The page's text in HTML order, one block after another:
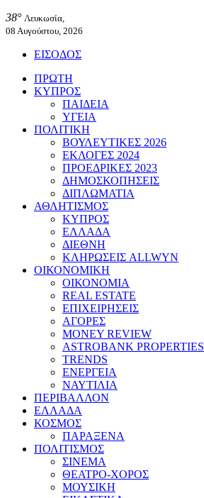
38° Λευκωσία,
08 Αυγούστου, 2026
ΕΙΣΟΔΟΣ
ΠΡΩΤΗ
ΚΥΠΡΟΣ
ΠΑΙΔΕΙΑ
ΥΓΕΙΑ
ΠΟΛΙΤΙΚΗ
ΒΟΥΛΕΥΤΙΚΕΣ 2026
ΕΚΛΟΓΕΣ 2024
ΠΡΟΕΔΡΙΚΕΣ 2023
ΔΗΜΟΣΚΟΠΗΣΕΙΣ
ΔΙΠΛΩΜΑΤΙΑ
ΑΘΛΗΤΙΣΜΟΣ
ΚΥΠΡΟΣ
ΕΛΛΑΔΑ
ΔΙΕΘΝΗ
ΚΛΗΡΩΣΕΙΣ ALLWYN
ΟΙΚΟΝΟΜΙΚΗ
ΟΙΚΟΝΟΜΙΑ
REAL ESTATE
ΕΠΙΧΕΙΡΗΣΕΙΣ
ΑΓΟΡΕΣ
MONEY REVIEW
ASTROBANK PROPERTIES
TRENDS
ΕΝΕΡΓΕΙΑ
ΝΑΥΤΙΛΙΑ
ΠΕΡΙΒΑΛΛΟΝ
ΕΛΛΑΔΑ
ΚΟΣΜΟΣ
ΠΑΡΑΞΕΝΑ
ΠΟΛΙΤΙΣΜΟΣ
ΣΙΝΕΜΑ
ΘΕΑΤΡΟ-ΧΟΡΟΣ
ΜΟΥΣΙΚΗ